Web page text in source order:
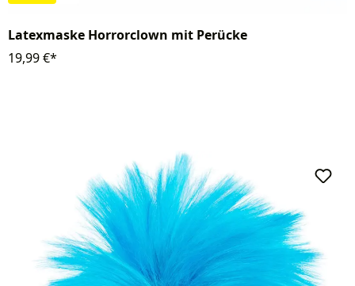
Latexmaske Horrorclown mit Perücke
19,99 €*